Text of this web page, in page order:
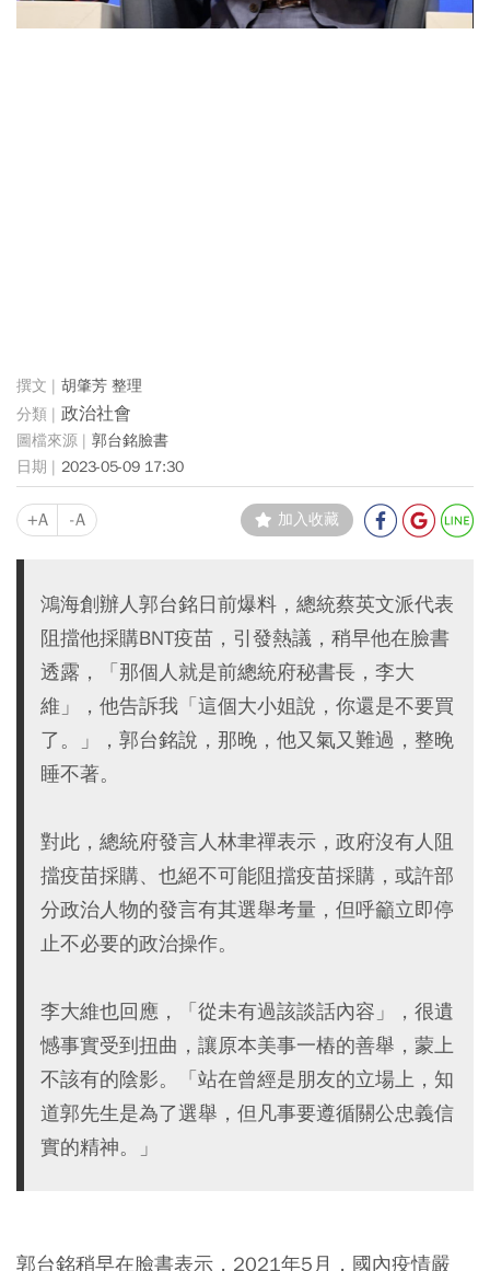
胡肇芳 整理
政治社會
郭台銘臉書
2023-05-09 17:30
+A -A 加入收藏
鴻海創辦人郭台銘日前爆料，總統蔡英文派代表
阻擋他採購BNT疫苗，引發熱議，稍早他在臉書
透露，「那個人就是前總統府秘書長，李大
維」，他告訴我「這個大小姐說，你還是不要買
了。」，郭台銘說，那晚，他又氣又難過，整晚
睡不著。
對此，總統府發言人林聿禪表示，政府沒有人阻
擋疫苗採購、也絕不可能阻擋疫苗採購，或許部
分政治人物的發言有其選舉考量，但呼籲立即停
止不必要的政治操作。
李大維也回應，「從未有過該談話內容」，很遺
憾事實受到扭曲，讓原本美事一樁的善舉，蒙上
不該有的陰影。「站在曾經是朋友的立場上，知
道郭先生是為了選舉，但凡事要遵循關公忠義信
實的精神。」
郭台銘稍早在臉書表示，2021年5月，國內疫情嚴